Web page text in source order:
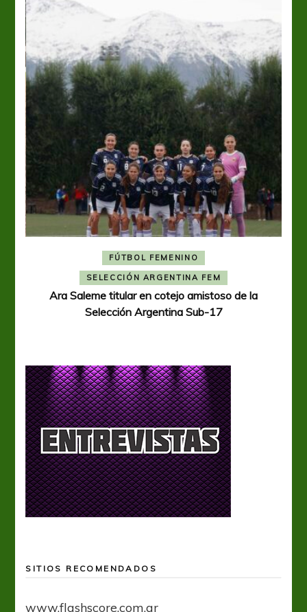
FÚTBOL FEMENINO
SELECCIÓN ARGENTINA FEM
Ara Saleme titular en cotejo amistoso de la
Selección Argentina Sub-17
SITIOS RECOMENDADOS
www.flashscore.com.ar